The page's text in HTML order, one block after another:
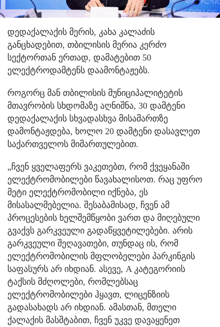
დედაქალაქის მერის, კახა კალაძის
განცხადებით, თბილისის მერია კერძო
სექტორთან ერთად, დამატებით 50
ელექტროდამტენს დაამონტაჟებს.
როგორც მან თბილისის მუნიციპალიტეტის
მთავრობის სხდომაზე აღნიშნა, 30 დამტენი
დედაქალაქის სხვადასხვა მისამართზე
დამონტაჟდება, ხოლო 20 დამტენი დასავლეთ
საქართველოს მიმართულებით.
„ჩვენ ყველაფერს ვაკეთებთ, რომ ქვეყანაში
ელექტრომობილები წავახალისოთ. რაც უფრო
მეტი ელექტრომობილი იქნება, ეს
მისასალმებელია. შესაბამისად, ჩვენ ამ
პროცესების ხელშემწყობი ვართ და მიღებული
გვაქვს გარკვეული გადაწყვეტილებები. არის
გარკვეული შეღავათები, თუნდაც ის, რომ
ელექტრომობილის მფლობელები პარკინგის
საფასურს არ იხდიან. ასევე, A კატეგორიის
ტაქსის მძღოლები, რომლებსაც
ელექტრომობილები ჰყავთ, ლიცენზიის
გადასახადს არ იხდიან. ამასთან, მთელი
ქალაქის მასშტაბით, ჩვენ უკვე დავაყენეთ